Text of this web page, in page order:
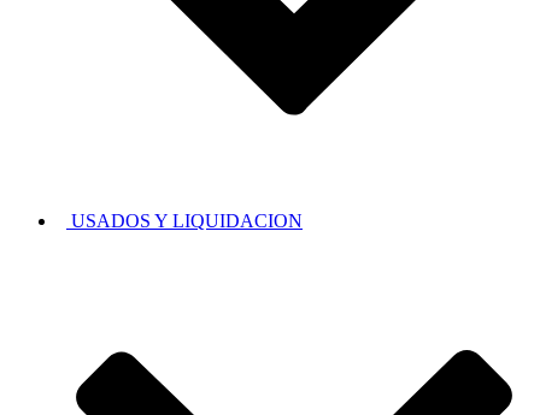
USADOS Y LIQUIDACION